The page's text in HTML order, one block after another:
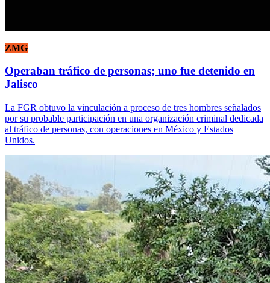
ZMG
Operaban tráfico de personas; uno fue detenido en
Jalisco
La FGR obtuvo la vinculación a proceso de tres hombres señalados
por su probable participación en una organización criminal dedicada
al tráfico de personas, con operaciones en México y Estados
Unidos.